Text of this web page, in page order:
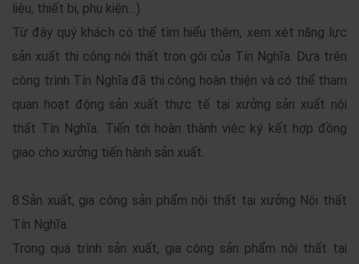
liệu, thiết bị, phụ kiện…)
Từ đây quý khách có thể tìm hiểu thêm, xem xét năng lực
sản xuất thi công nội thất trọn gói của Tín Nghĩa. Dựa trên
công trình Tín Nghĩa đã thi công hoàn thiện và có thể tham
quan hoạt động sản xuất thực tế tại xưởng sản xuất nội
thất Tín Nghĩa. Tiến tới hoàn thành việc ký kết hợp đồng
giao cho xưởng tiến hành sản xuất.
8.Sản xuất, gia công sản phẩm nội thất tại xưởng Nội thất
Tín Nghĩa
Trong quá trình sản xuất, gia công sản phẩm nội thất tại